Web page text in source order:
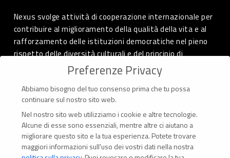
Nexus svolge attività di cooperazione internazionale per
contribuire al miglioramento della qualità della vita e al
rafforzamento delle istituzioni democratiche nel pieno
rispetto delle diversità culturali e del principio di
autodeterminazione dei popoli.
CONTATTI
Via Marconi 69 – 40122 Bologna (Italia)
Preferenze Privacy
Abbiamo bisogno del tuo consenso prima che tu possa
continuare sul nostro sito web.
Nel nostro sito web utilizziamo i cookie e altre tecnologie.
Alcune di esse sono essenziali, mentre altre ci aiutano a
migliorare questo sito e la tua esperienza. Potete trovare
maggiori informazioni sull'uso dei vostri dati nella nostra